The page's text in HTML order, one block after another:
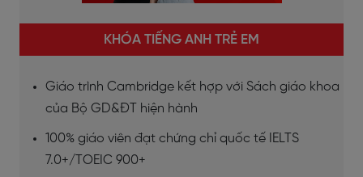
KHÓA TIẾNG ANH TRẺ EM
Giáo trình Cambridge kết hợp với Sách giáo khoa
của Bộ GD&ĐT hiện hành
100% giáo viên đạt chứng chỉ quốc tế IELTS
7.0+/TOEIC 900+